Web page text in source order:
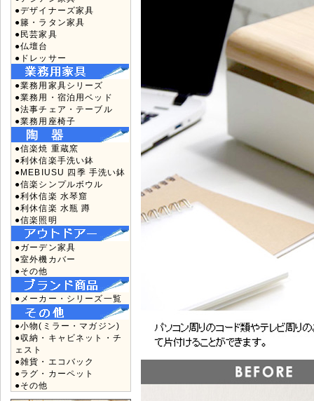
●デザイナーズ家具
●籐・ラタン家具
●民芸家具
●仏壇台
●ドレッサー
●業務用家具シリーズ
●業務用・宿泊用ベッド
●法事チェア・テーブル
●業務用座椅子
●信楽焼 重蔵窯
●利休信楽手洗い鉢
●MEBIUSU 四季 手洗い鉢
●信楽シンプルボウル
●利休信楽 水琴窟
●利休信楽 水瓶 蹲
●信楽照明
●ガーデン家具
●室外機カバー
●その他
●メーカー・シリーズ一覧
●小物(ミラー・マガジン)
●収納・キャビネット・チ
ェスト
●雑貨・エコバック
●ラグ・カーペット
●その他